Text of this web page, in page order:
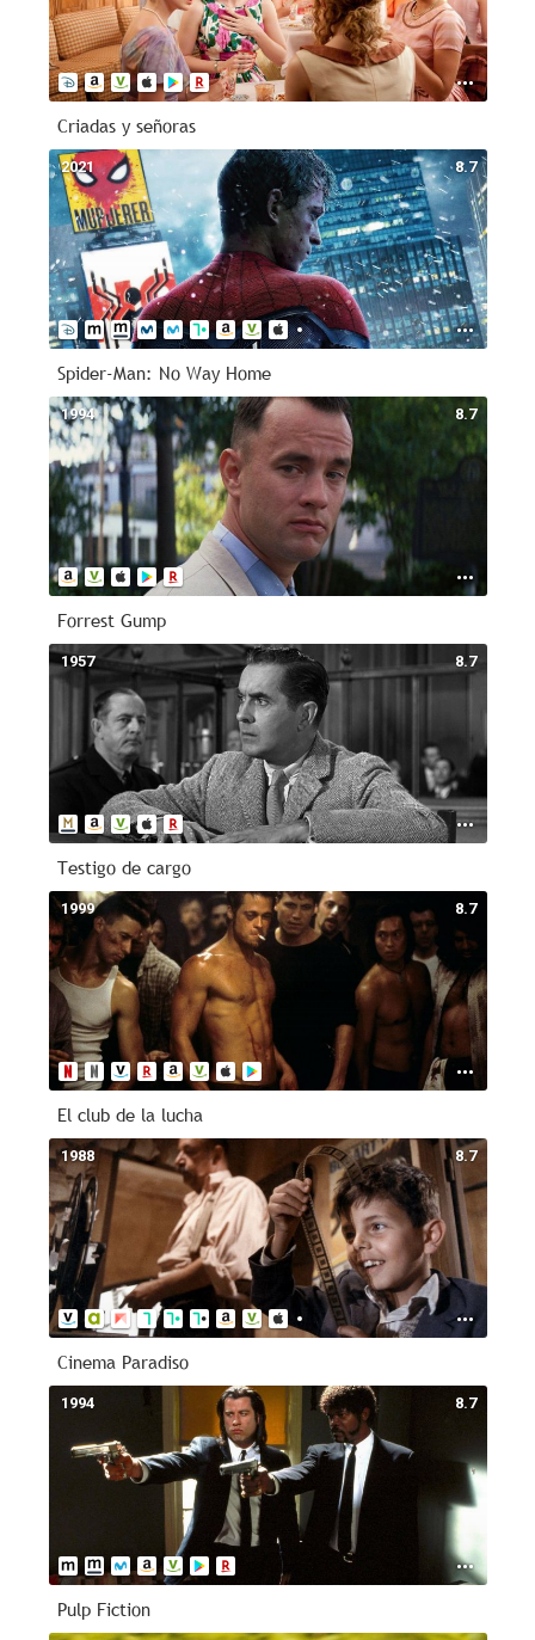
Criadas y señoras
8.7
2021
Spider-Man: No Way Home
8.7
1994
Forrest Gump
8.7
1957
Testigo de cargo
8.7
1999
El club de la lucha
8.7
1988
Cinema Paradiso
8.7
1994
Pulp Fiction